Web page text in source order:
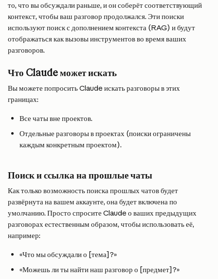
то, что вы обсуждали раньше, и он соберёт соответствующий
контекст, чтобы ваш разговор продолжался. Эти поиски
используют поиск с дополнением контекста (RAG) и будут
отображаться как вызовы инструментов во время ваших
разговоров.
Что Claude может искать
Вы можете попросить Claude искать разговоры в этих
границах:
Все чаты вне проектов.
Отдельные разговоры в проектах (поиски ограничены
каждым конкретным проектом).
Поиск и ссылка на прошлые чаты
Как только возможность поиска прошлых чатов будет
развёрнута на вашем аккаунте, она будет включена по
умолчанию. Просто спросите Claude о ваших предыдущих
разговорах естественным образом, чтобы использовать её,
например:
«Что мы обсуждали о [тема]?»
«Можешь ли ты найти наш разговор о [предмет]?»